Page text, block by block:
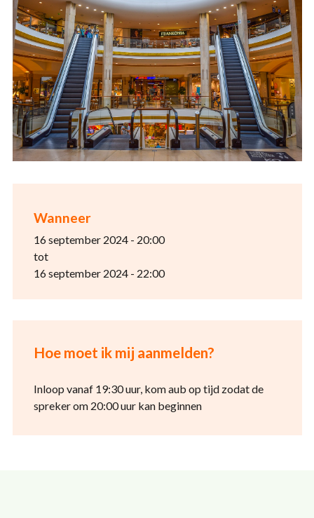
Wanneer
16 september 2024 - 20:00
tot
16 september 2024 - 22:00
Hoe moet ik mij aanmelden?
Inloop vanaf 19:30 uur, kom aub op tijd zodat de
spreker om 20:00 uur kan beginnen